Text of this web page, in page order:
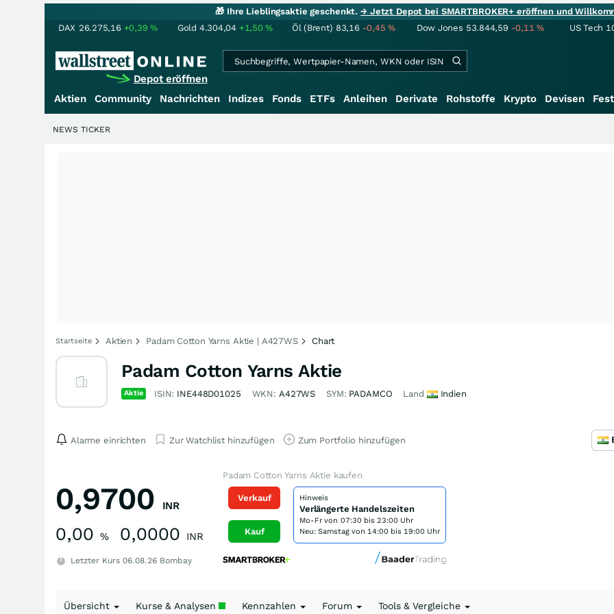
🎁 Ihre Lieblingsaktie geschenkt.→ Jetzt Depot bei SMARTBROKER+ eröffnen und
DAX 26.275,16 +0,39% Gold 4.304,04 +1,50% Öl (Brent) 83,16 -0,45% Dow Jones 53.844,59 -0,11% US Tech
Depot eröffnen
Aktien Community Nachrichten Indizes Fonds ETFs Anleihen Derivate Rohstoffe Krypto Devisen
NEWS TICKER
Startseite Aktien Padam Cotton Yarns Aktie | A427WS Chart
Padam Cotton Yarns Aktie
Aktie ISIN: INE448D01025 WKN: A427WS SYM: PADAMCO Land Indien
Alarme einrichten Zur Watchlist hinzufügen Zum Portfolio hinzufügen
0,9700 INR
0,00 % 0,0000 INR
Letzter Kurs 06.08.26 Bombay
Padam Cotton Yarns Aktie kaufen
Verkauf
Kauf
Hinweis
Verlängerte Handelszeiten
Mo-Fr von 07:30 bis 23:00 Uhr
Neu: Samstag von 14:00 bis 19:00 Uhr
Übersicht Kurse & Analysen Kennzahlen Forum Tools & Vergleiche